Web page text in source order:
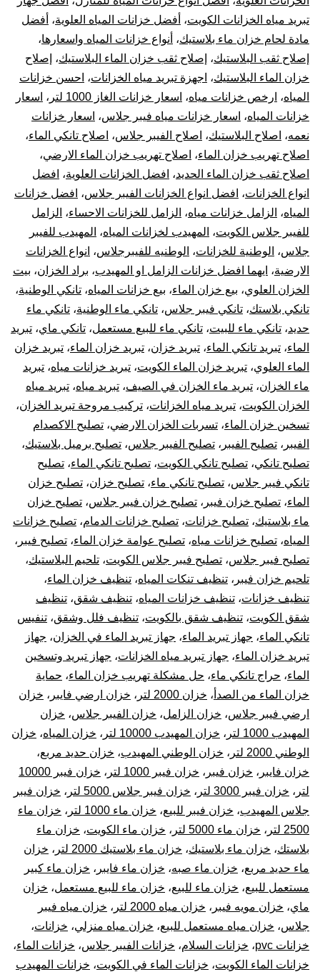
تبريد مياه الخزانات الكويت، أفضل خزانات المياه العلوية، أفضل
مادة لحام خزان ماء بلاستيك، أنواع خزانات المياه واسعارها،
إصلاح ثقب البلاستيك، إصلاح ثقب خزان الماء البلاستيك، إصلاح
خزان الماء البلاستيك، اجهزة تبريد مياه الخزانات، احسن خزانات
المياه، ارخص خزانات مياه، اسعار خزانات الغاز 1000 لتر ، اسعار
خزانات المياه، اسعار خزانات مياه فيبر جلاس، اسعار خزانات
نعمه، اصلاح البلاستيك، اصلاح الفيبر جلاس، اصلاح تانكي الماء،
اصلاح تهريب خزان الماء، اصلاح تهريب خزان الماء الارضي،
اصلاح ثقب خزان الماء الحديد، افضل الخزانات العلوية، افضل
انواع الخزانات، افضل انواع الخزانات الفيبر جلاس، افضل خزانات
المياه، الزامل خزانات مياه، الزامل للخزانات الاحساء، الزامل
للفيبر جلاس الكويت، المهيدب لخزانات المياه، المهيدب للفيبر
جلاس، الوطنية للخزانات، الوطنيه للفيبرجلاس، انواع الخزانات
الارضية، ايهما افضل خزانات الزامل او المهيدب، براد الخزان، بيت
الخزان العلوي، بيع خزان الماء، بيع خزانات المياه، تانكي الوطنية،
تانكي بلاستك، تانكي فيبر جلاس، تانكي ماء الوطنية، تانكي ماء
حديد، تانكي ماء للبيت، تانكي ماء للبيع مستعمل، تانكي ماي، تبريد
الماء، تبريد تانكي الماء، تبريد خزان، تبريد خزان الماء، تبريد خزان
الماء العلوي، تبريد خزان الماء الكويت، تبريد خزانات مياه، تبريد
ماء الخزان، تبريد ماء الخزان في الصيف، تبريد مياه، تبريد مياه
الخزان الكويت، تبريد مياه الخزانات، تركيب مروحة تبريد الخزان،
تسخين خزان الماء، تسربات الخزان الارضي، تصليح الاكصدام
الفيبر ، تصليح الفيبر ، تصليح الفيبر جلاس، تصليح برميل بلاستيك،
تصليح تانكي، تصليح تانكي الكويت، تصليح تانكي الماء، تصليح
تانكي فيبر جلاس، تصليح تانكي ماء، تصليح خزان، تصليح خزان
الماء، تصليح خزان فيبر ، تصليح خزان فيبر جلاس، تصليح خزان
ماء بلاستيك، تصليح خزانات، تصليح خزانات الدمام، تصليح خزانات
المياه، تصليح خزانات مياه، تصليح عوامة خزان الماء، تصليح فيبر ،
تصليح فيبر جلاس، تصليح فيبر جلاس الكويت، تلحيم البلاستيك،
تلحيم خزان فيبر ، تنظيف تنكات المياه، تنظيف خزان الماء،
تنظيف خزانات، تنظيف خزانات المياه، تنظيف شقق، تنظيف
شقق الكويت، تنظيف شقق بالكويت، تنظيف فلل وشقق، تنفيس
تانكي الماء، جهاز تبريد الماء، جهاز تبريد الماء في الخزان، جهاز
تبريد خزان الماء، جهاز تبريد مياه الخزانات، جهاز تبريد وتسخين
الماء، حراج تانكي ماء، حل مشكلة تهريب خزان الماء، حماية
خزان الماء من الصدأ ، خزان 2000 لتر ، خزان ارضي فايبر ، خزان
ارضي فيبر جلاس، خزان الزامل، خزان الفيبر جلاس، خزان
المهيدب 1000 لتر
، خزان المهيدب 10000 لتر ، خزان المياه، خزان
الوطني 2000 لتر
، خزان الوطني المهيدب، خزان حديد مربع،
خزان فايبر ، خزان فيبر ، خزان فيبر 1000 لتر ،
خزان فيبر 10000
لتر ، خزان فيبر 3000 لتر ، خزان فيبر جلاس 5000 لتر ، خزان فيبر
جلاس المهيدب، خزان فيبر للبيع، خزان ماء 1000 لتر ، خزان ماء
2500 لتر
، خزان ماء 5000 لتر ، خزان ماء الكويت، خزان ماء
بلاستك، خزان ماء بلاستيك، خزان ماء بلاستيك 2000 لتر ، خزان
ماء حديد مربع، خزان ماء صبه، خزان ماء فايبر ، خزان ماء كبير
مستعمل للبيع، خزان ماء للبيع، خزان ماء للبيع مستعمل، خزان
ماي، خزان مويه فيبر ، خزان مياه 2000 لتر ، خزان مياه فيبر
جلاس، خزان مياه مستعمل للبيع، خزان مياه منزلي، خزانات،
خزانات pvc
، خزانات السلام، خزانات الفيبر جلاس، خزانات الماء،
خزانات الماء الكويت، خزانات الماء في الكويت، خزانات المهيدب